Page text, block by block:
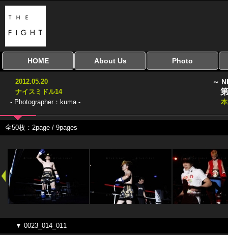
HOME
全興行を表示
ナイスミドル
アマチュアキック
協議会
全日本学生キック
建武館キッズ大会
Bigbang
おやじファイト
About Us Photo
2012.05.20
ナイスミドル14
- Photographer：kuma -
～
全50枚：2page / 9pages
▼ 0023_014_011